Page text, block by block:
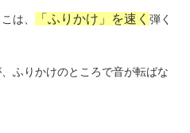
は、 「ふりかけ」を速く 弾く
ふりかけのところで音が転ばな